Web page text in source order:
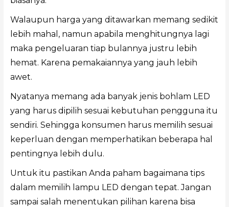
Walaupun harga yang ditawarkan memang sedikit
lebih mahal, namun apabila menghitungnya lagi
maka pengeluaran tiap bulannya justru lebih
hemat. Karena pemakaiannya yang jauh lebih
awet.
Nyatanya memang ada banyak jenis bohlam LED
yang harus dipilih sesuai kebutuhan pengguna itu
sendiri. Sehingga konsumen harus memilih sesuai
keperluan dengan memperhatikan beberapa hal
pentingnya lebih dulu.
Untuk itu pastikan Anda paham bagaimana tips
dalam memilih lampu LED dengan tepat. Jangan
sampai salah menentukan pilihan karena bisa